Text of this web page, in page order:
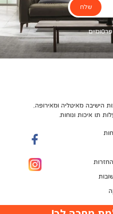
שלח
הישיבה מאיטליה ומאירופה,
תו איכות ונוחות.
לקוחות